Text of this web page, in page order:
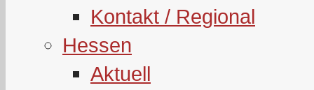
Kontakt / Regional
Hessen
Aktuell